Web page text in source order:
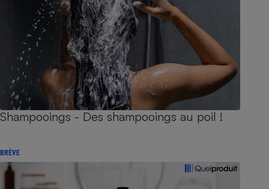
Shampooings - Des shampooings au poil !
BRÈVE